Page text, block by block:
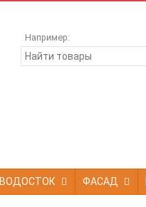
Например:
ВОДОСТОК ФАСАД